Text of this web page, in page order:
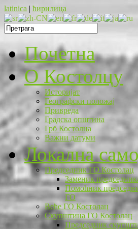
latinica | ћирилица
Почетна
O Костолцу
Историјат
Географски положај
Привреда
Градска општина
Грб Костолца
Важни датуми
Локална
Председник ГО Костолац
Заменик
Помоћник
ГО
Веће ГО Костолац
Скупштина ГО Костолац
Председник